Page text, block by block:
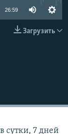
26:59
Загрузить
сутки, 7 дней